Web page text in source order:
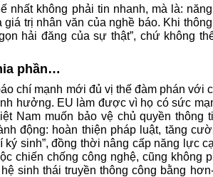
nhất không phải tin nhanh, mà là:
trị nhân văn của nghề báo. Khi
hải đăng của sự thật”, chứ không
phần…
chí mạnh mới đủ vị thế đàm phán với
hưởng. EU làm được vì họ có sức
Nam muốn bảo vệ chủ quyền thông
động: hoàn thiện pháp luật, tăng
ký sinh”, đồng thời nâng cấp năng lực
chiến chống công nghệ, cũng không
sinh thái truyền thông công bằng